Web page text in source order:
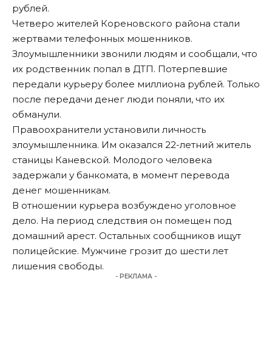
рублей.
Четверо жителей Кореновского района стали
жертвами телефонных мошенников.
Злоумышленники звонили людям и сообщали, что
их родственник попал в ДТП. Потерпевшие
передали курьеру более миллиона рублей. Только
после передачи денег люди поняли, что их
обманули.
Правоохранители установили личность
злоумышленника. Им оказался 22-летний житель
станицы Каневской. Молодого человека
задержали у банкомата, в момент перевода
денег мошенникам.
В отношении курьера возбуждено уголовное
дело. На период следствия он помещен под
домашний арест. Остальных сообщников ищут
полицейские. Мужчине грозит до шести лет
лишения свободы.
- РЕКЛАМА -